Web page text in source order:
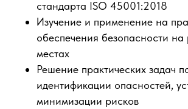
стандарта ISO 45001:2018
Изучение и применение на
обеспечения безопасности на
местах
Решение практических задач
идентификации опасностей,
минимизации рисков